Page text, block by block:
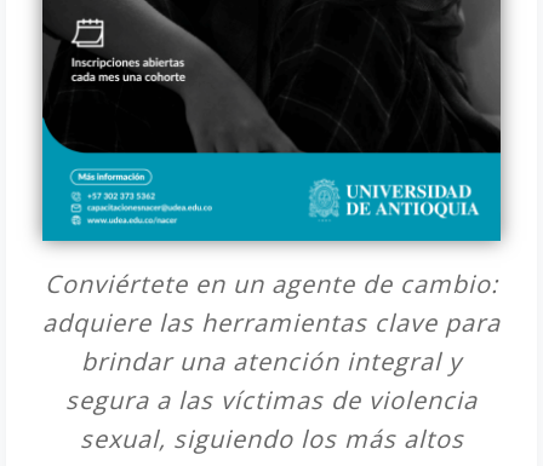
Conviértete en un agente de cambio:
adquiere las herramientas clave para
brindar una atención integral y
segura a las víctimas de violencia
sexual, siguiendo los más altos